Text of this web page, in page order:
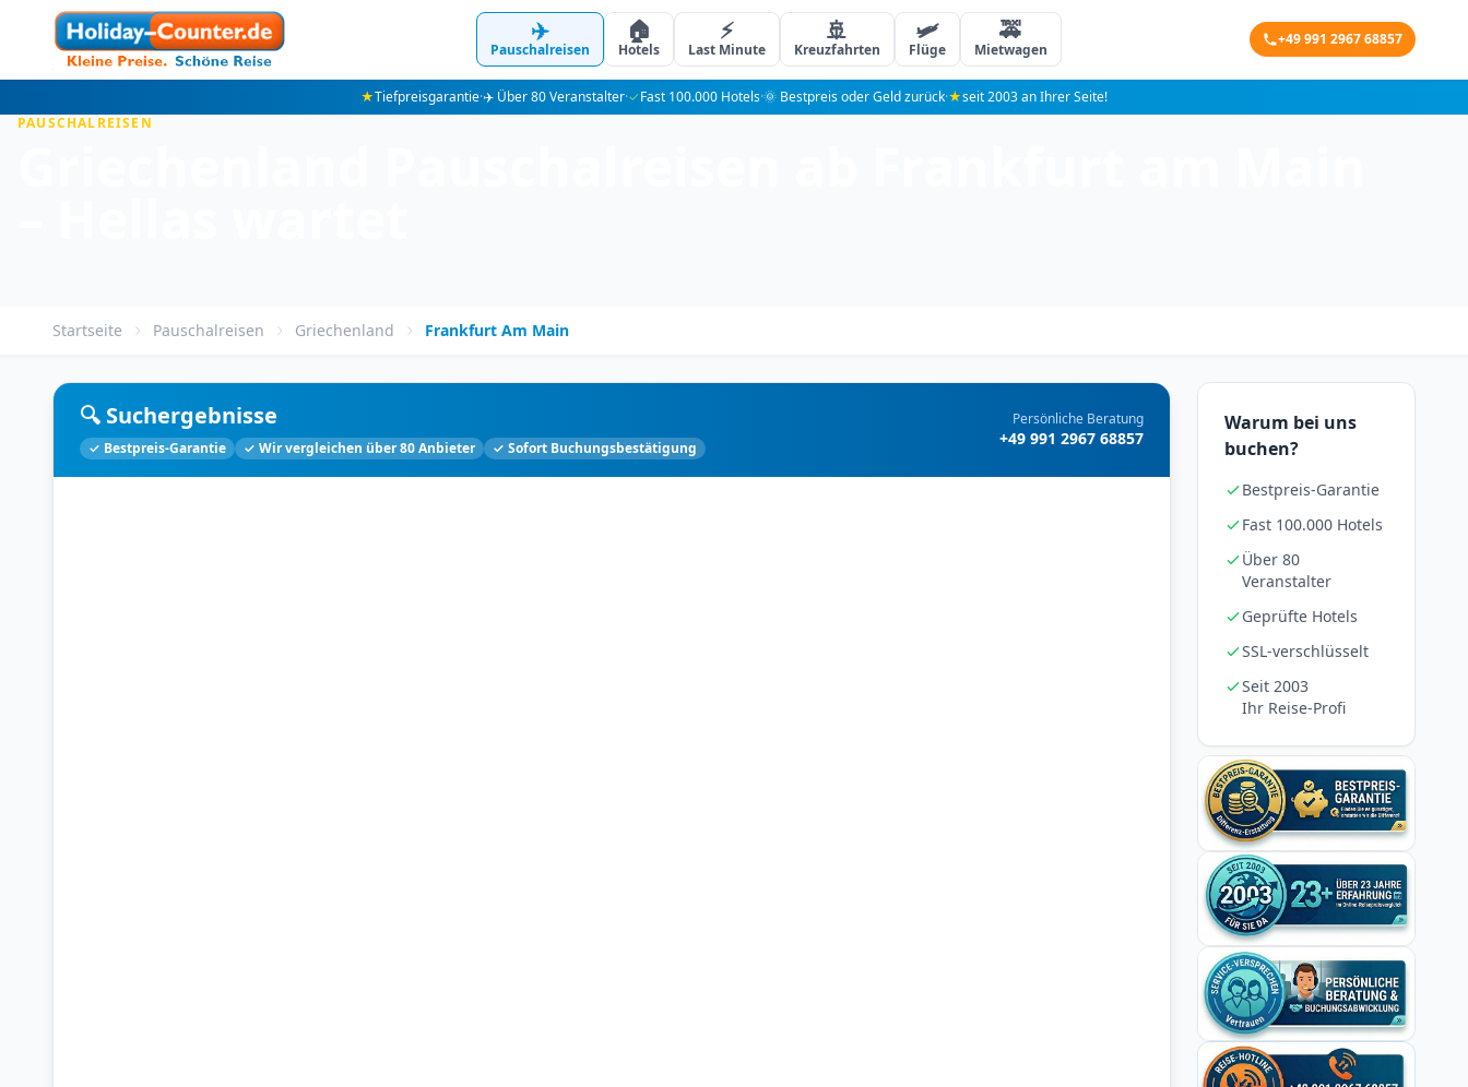
✈️
Pauschalreisen
🏠
Hotels
⚡
Last Minute
🚢
Kreuzfahrten
🛩️
Flüge
🚕
Mietwagen
+49 991 2967 68857
★Tiefpreisgarantie·✈️ Über 80 Veranstalter·✓Fast 100.000 Hotels·🌞 Bestpreis oder Geld zurück·★seit 2003 an Ihrer Seite!
PAUSCHALREISEN
Startseite Pauschalreisen Griechenland Frankfurt Am Main
🔍 Suchergebnisse
✓ Bestpreis-Garantie ✓ Wir vergleichen über 80 Anbieter ✓ Sofort Buchungsbestätigung
Persönliche Beratung
+49 991 2967 68857
Warum bei uns
buchen?
Bestpreis-Garantie
Fast 100.000 Hotels
Über 80
Veranstalter
Geprüfte Hotels
SSL-verschlüsselt
Seit 2003
Ihr Reise-Profi